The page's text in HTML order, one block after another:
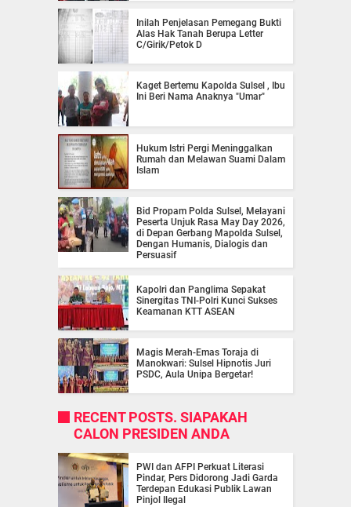
Inilah Penjelasan Pemegang Bukti
Alas Hak Tanah Berupa Letter
C/Girik/Petok D
Kaget Bertemu Kapolda Sulsel , Ibu
Ini Beri Nama Anaknya "Umar"
Hukum Istri Pergi Meninggalkan
Rumah dan Melawan Suami Dalam
Islam
Bid Propam Polda Sulsel, Melayani
Peserta Unjuk Rasa May Day 2026,
di Depan Gerbang Mapolda Sulsel,
Dengan Humanis, Dialogis dan
Persuasif
Kapolri dan Panglima Sepakat
Sinergitas TNI-Polri Kunci Sukses
Keamanan KTT ASEAN
Magis Merah-Emas Toraja di
Manokwari: Sulsel Hipnotis Juri
PSDC, Aula Unipa Bergetar!
RECENT POSTS. SIAPAKAH
CALON PRESIDEN ANDA
PWI dan AFPI Perkuat Literasi
Pindar, Pers Didorong Jadi Garda
Terdepan Edukasi Publik Lawan
Pinjol Ilegal